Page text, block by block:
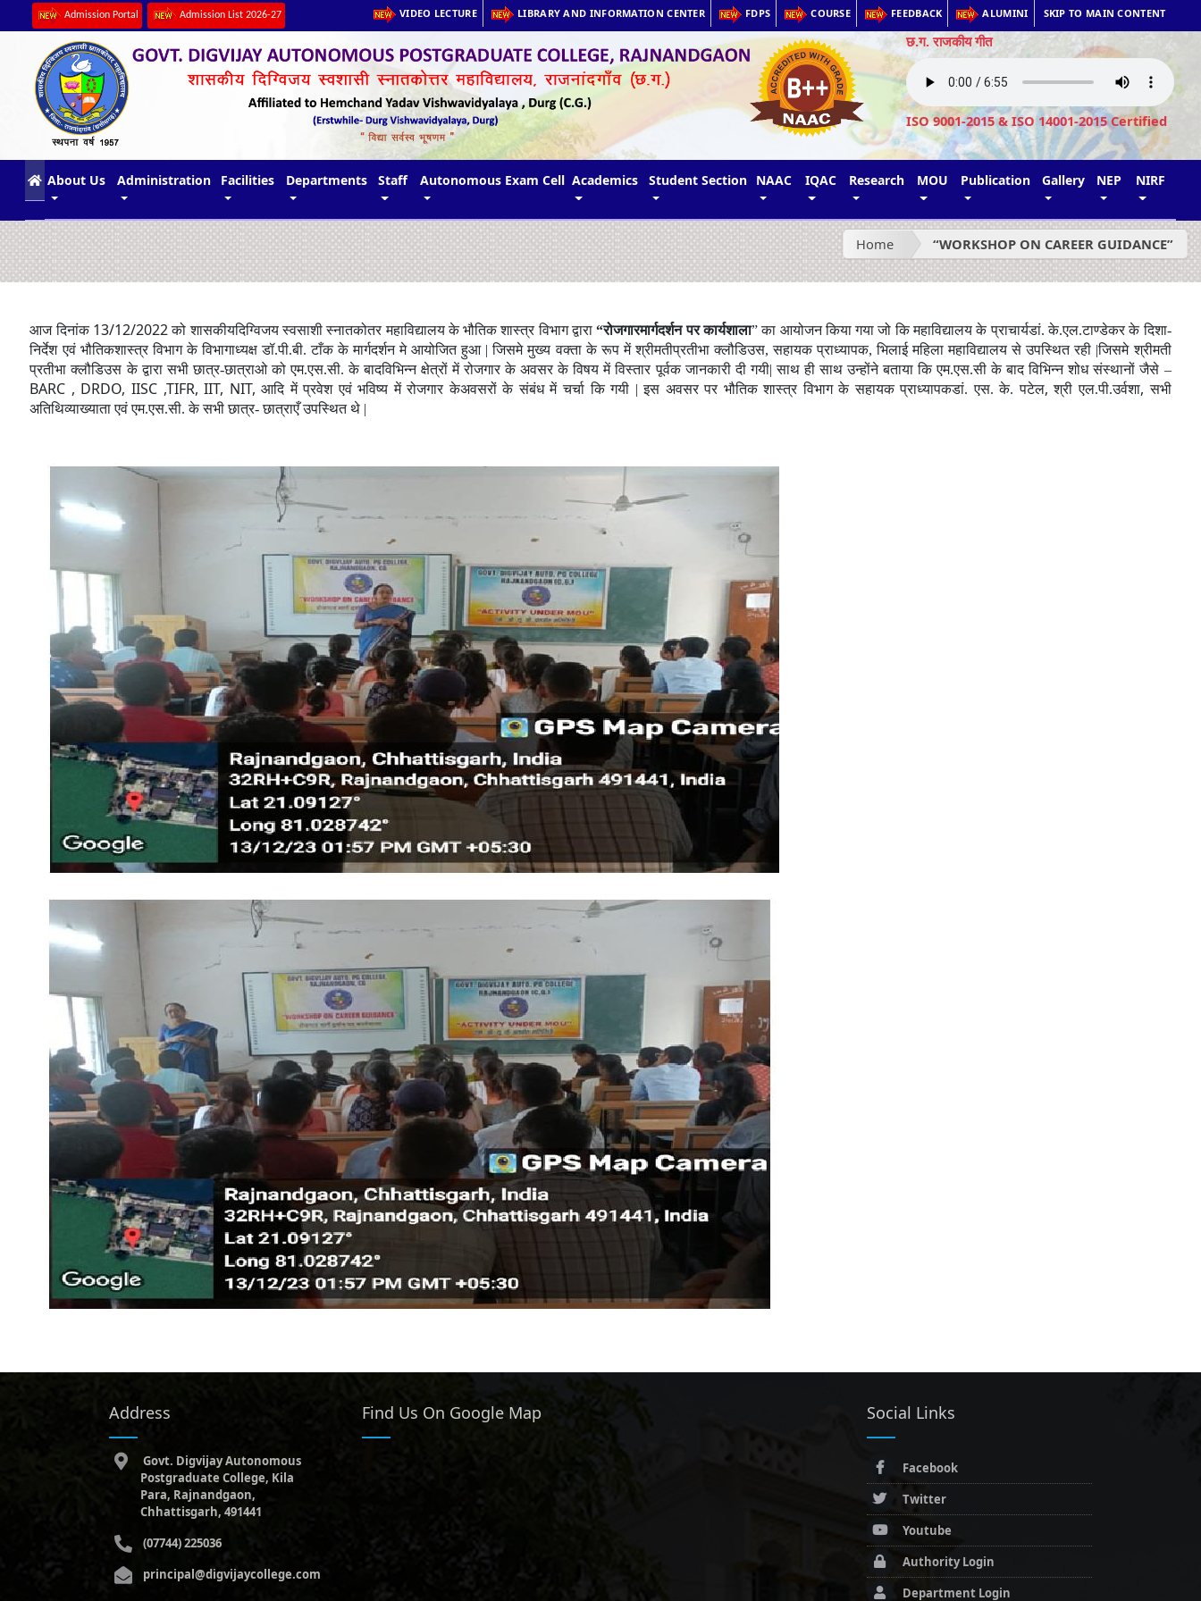
Admission Portal Admission List 2026-27 VIDEO LECTURE LIBRARY AND INFORMATION CENTER FDPS COURSE FEEDBACK ALUMINI SKIP TO MAIN CONTENT
छ.ग. राजकीय गीत
ISO 9001-2015 & ISO 14001-2015 Certified
(current)
About Us Administration Facilities Departments Staff Autonomous Exam Cell Academics Student Section NAAC IQAC Research MOU Publication Gallery NEP NIRF
Home “WORKSHOP ON CAREER GUIDANCE”
आज दिनांक 13/12/2022को शासकीयदिग्विजय स्वसाशी स्नातकोतर महाविद्यालय के भौतिक शास्त्र विभाग द्वारा“रोजगारमार्गदर्शन पर कार्यशाला” का आयोजन किया गया जो कि महाविद्यालय के प्राचार्यडां. के.एल.टाण्डेकर के दिशा-
निर्देश एवं भौतिकशास्त्र विभाग के विभागाध्यक्ष डॉ.पी.बी. टाँक के मार्गदर्शन मे आयोजित हुआ | जिसमे मुख्य वक्ता के रूप में श्रीमतीप्रतीभा क्लौडिउस, सहायक प्राध्यापक, भिलाई महिला महाविद्यालय से उपस्थित रही |जिसमे श्रीमती
प्रतीभा क्लौडिउस के द्वारा सभी छात्र-छात्राओ को एम.एस.सी. के बादविभिन्न क्षेत्रों में रोजगार के अवसर के विषय में विस्तार पूर्वक जानकारी दी गयी| साथ ही साथ उन्होंने बताया कि एम.एस.सी के बाद विभिन्न शोध संस्थानों जैसे –
BARC , DRDO, IISC ,TIFR, IIT, NIT,आदि में प्रवेश एवं भविष्य में रोजगार केअवसरों के संबंध में चर्चा कि गयी | इस अवसर पर भौतिक शास्त्र विभाग के सहायक प्राध्यापकडां. एस. के. पटेल, श्री एल.पी.उर्वशा,सभी
अतिथिव्याख्याता एवं एम.एस.सी. के सभी छात्र- छात्राएँ उपस्थित थे |
Address
Govt. Digvijay Autonomous
Postgraduate College, Kila
Para, Rajnandgaon,
Chhattisgarh, 491441
(07744) 225036
principal@digvijaycollege.com
Find Us On Google Map Social Links
Facebook
Twitter
Youtube
Authority Login
Department Login